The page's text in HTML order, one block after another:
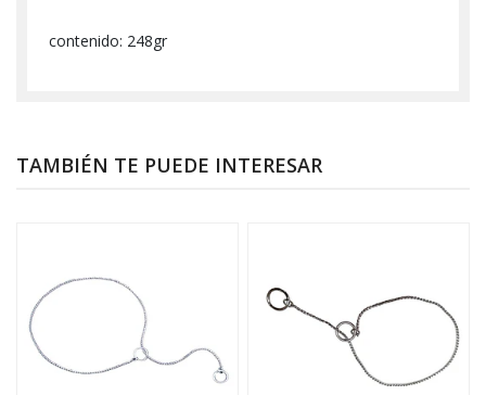
contenido: 248gr
TAMBIÉN TE PUEDE INTERESAR